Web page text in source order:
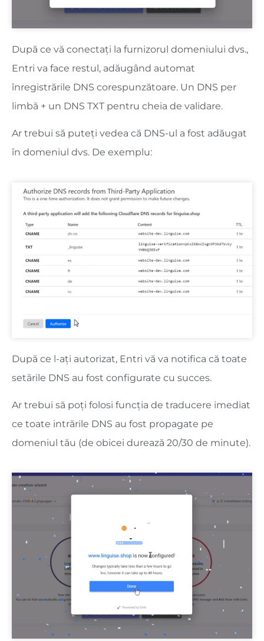
După ce vă conectați la furnizorul domeniului dvs.,
Entri va face restul, adăugând automat
înregistrările DNS corespunzătoare. Un DNS per
limbă + un DNS TXT pentru cheia de validare.
Ar trebui să puteți vedea că DNS-ul a fost adăugat
în domeniul dvs. De exemplu:
După ce l-ați autorizat, Entri vă va notifica că toate
setările DNS au fost configurate cu succes.
Ar trebui să poți folosi funcția de traducere imediat
ce toate intrările DNS au fost propagate pe
domeniul tău (de obicei durează 20/30 de minute).